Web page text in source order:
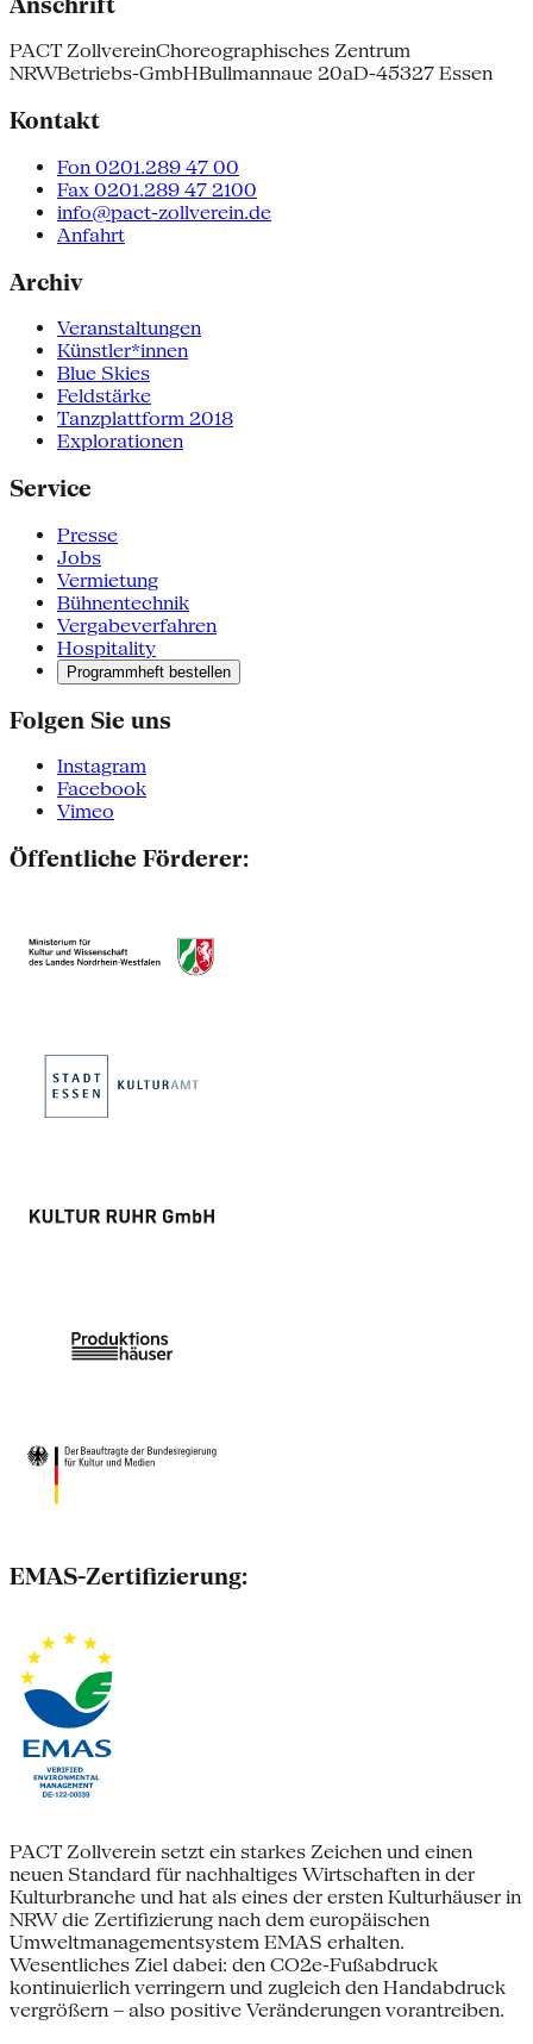
PACT ZollvereinChoreographisches Zentrum
NRWBetriebs-GmbHBullmannaue 20aD-45327 Essen
Kontakt
Fon 0201.289 47 00
Fax 0201.289 47 2100
info@pact-zollverein.de
Anfahrt
Archiv
Veranstaltungen
Künstler*innen
Blue Skies
Feldstärke
Tanzplattform 2018
Explorationen
Service
Presse
Jobs
Vermietung
Bühnentechnik
Vergabeverfahren
Hospitality
Programmheft bestellen
Folgen Sie uns
Instagram
Facebook
Vimeo
Öffentliche Förderer:
EMAS-Zertifizierung:
PACT Zollverein setzt ein starkes Zeichen und einen
neuen Standard für nachhaltiges Wirtschaften in der
Kulturbranche und hat als eines der ersten Kulturhäuser in
NRW die Zertifizierung nach dem europäischen
Umweltmanagementsystem EMAS erhalten.
Wesentliches Ziel dabei: den CO2e-Fußabdruck
kontinuierlich verringern und zugleich den Handabdruck
vergrößern – also positive Veränderungen vorantreiben.